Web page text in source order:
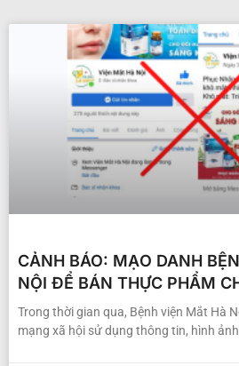
CẢNH BÁO: MẠO DANH
NỘI ĐỂ BÁN THỰC PHẨM
Trong thời gian qua, Bệnh viện Mắt Hà
mạng xã hội sử dụng thông tin, hình